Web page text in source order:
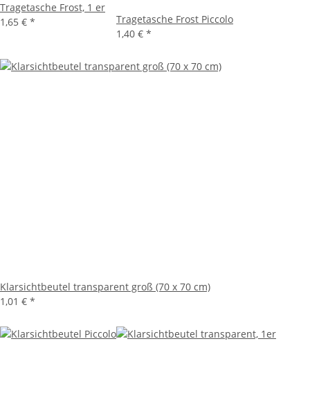
Tragetasche Frost, 1 er
1,65 € *
Tragetasche Frost Piccolo
1,40 € *
Klarsichtbeutel transparent groß (70 x 70 cm)
1,01 € *